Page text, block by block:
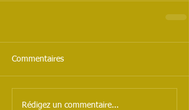
Commentaires
Rédigez un commentaire...